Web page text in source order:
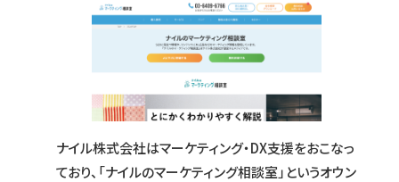
ナイル株式会社はマーケティング・DX支援をおこなっ
ており、「ナイルのマーケティング相談室」というオウン